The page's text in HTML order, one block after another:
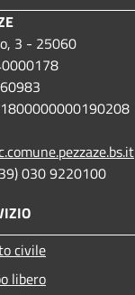
3 - 25060
030 9220100
civile
libero